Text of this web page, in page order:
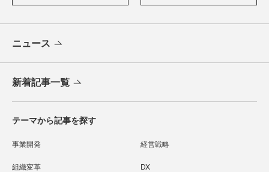
ニュース
新着記事一覧
テーマから記事を探す
事業開発 経営戦略
組織変革 DX